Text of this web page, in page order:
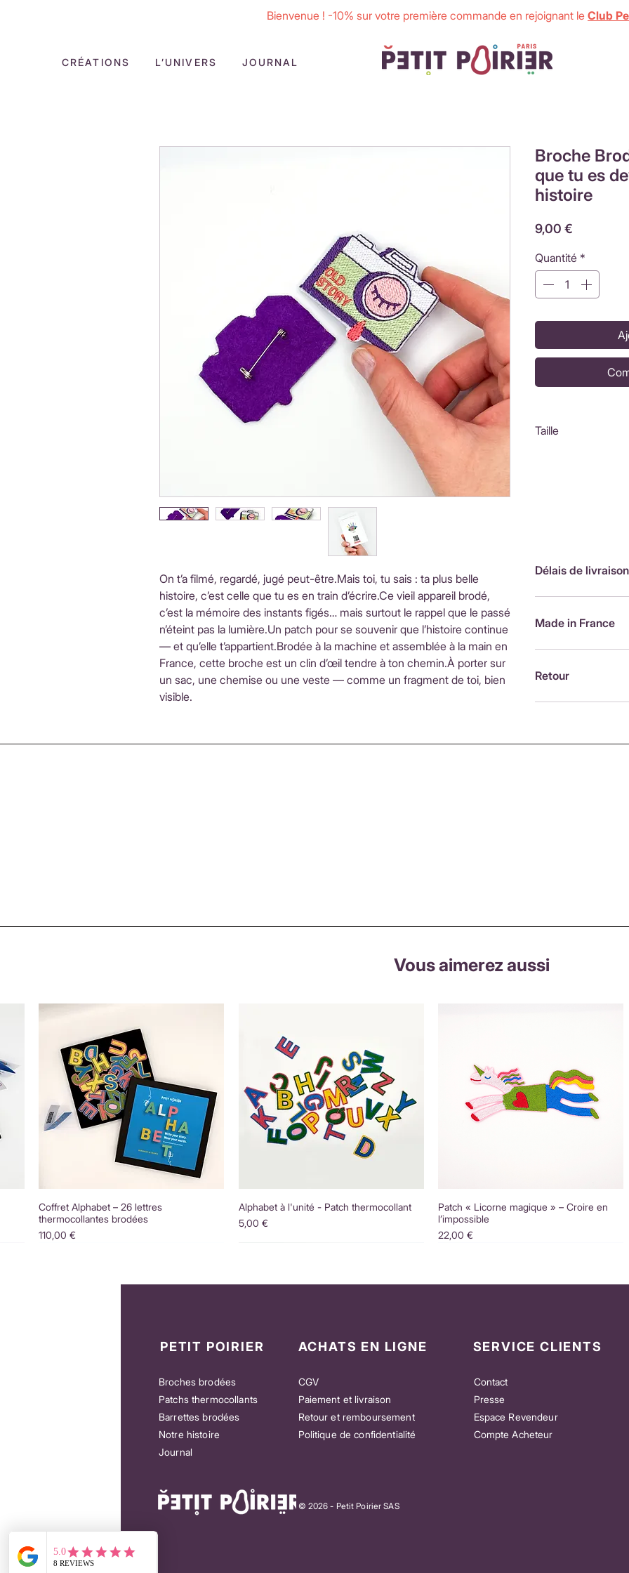
Bienvenue ! -10% sur votre première commande en rejoignant le Club
CRÉATIONS L’UNIVERS JOURNAL
On t’a filmé, regardé, jugé peut-être.Mais toi, tu sais : ta plus belle
histoire, c’est celle que tu es en train d’écrire.Ce vieil appareil brodé,
c’est la mémoire des instants figés… mais surtout le rappel que le passé
n’éteint pas la lumière.Un patch pour se souvenir que l’histoire continue
— et qu’elle t’appartient.Brodée à la machine et assemblée à la main en
France, cette broche est un clin d’œil tendre à ton chemin.À porter sur
un sac, une chemise ou une veste — comme un fragment de toi, bien
visible.
Broche
que tu es
histoire
9,00 €
Quantité *
Taille
Délais de livraison
de livraison : 3,90
fonction du pays
Made in France
France, par
Retour
remboursements
Vous aimerez aussi
Coffret Alphabet – 26 lettres
thermocollantes brodées
Prix
110,00 €
Alphabet à l'unité - Patch thermocollant
Prix
5,00 €
Patch « Licorne magique » – Croire en
l’impossible
Prix
22,00 €
PETIT POIRIER
Broches brodées
Patchs thermocollants
Barrettes brodées
Notre histoire
Journal
ACHATS EN LIGNE
CGV
Paiement et livraison
Retour et remboursement
Politique de confidentialité
© 2026 - Petit Poirier SAS
SERVICE CLIENTS
Contact
Presse
Espace Revendeur
Compte Acheteur